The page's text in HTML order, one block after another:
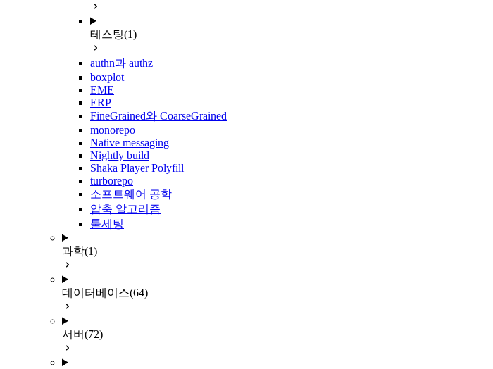
테스팅(1)
authn과 authz
boxplot
EME
ERP
FineGrained와 CoarseGrained
monorepo
Native messaging
Nightly build
Shaka Player Polyfill
turborepo
소프트웨어 공학
압축 알고리즘
툴세팅
과학(1)
데이터베이스(64)
서버(72)